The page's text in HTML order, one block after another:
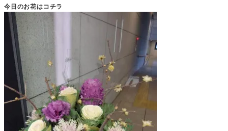
今日のお花はコチラ